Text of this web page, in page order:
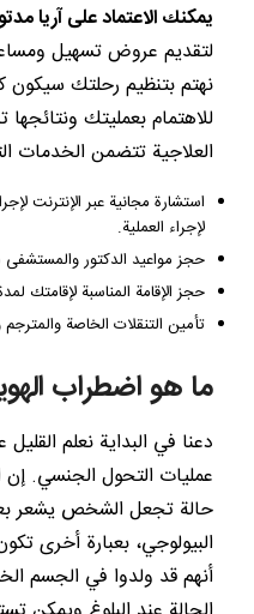
يمكنك الاعتماد على آريا
لتقديم عروض تسهيل
نهتم بتنظيم رحلتك سيكون
للاهتمام بعمليتك
العلاجية تتضمن الخدمات
استشارة مجانية عبر الإنترنت
لإجراء العملية.
حجز مواعيد الدكتور والمستشفى
حجز الإقامة المناسبة لإقامتك
تأمين التنقلات الخاصة
ما هو اضطراب
دعنا في البداية نعلم
عمليات التحول الجنسي.
حالة تجعل الشخص يشعر
البيولوجي، بعبارة أخرى
أنهم قد ولدوا في الجسم